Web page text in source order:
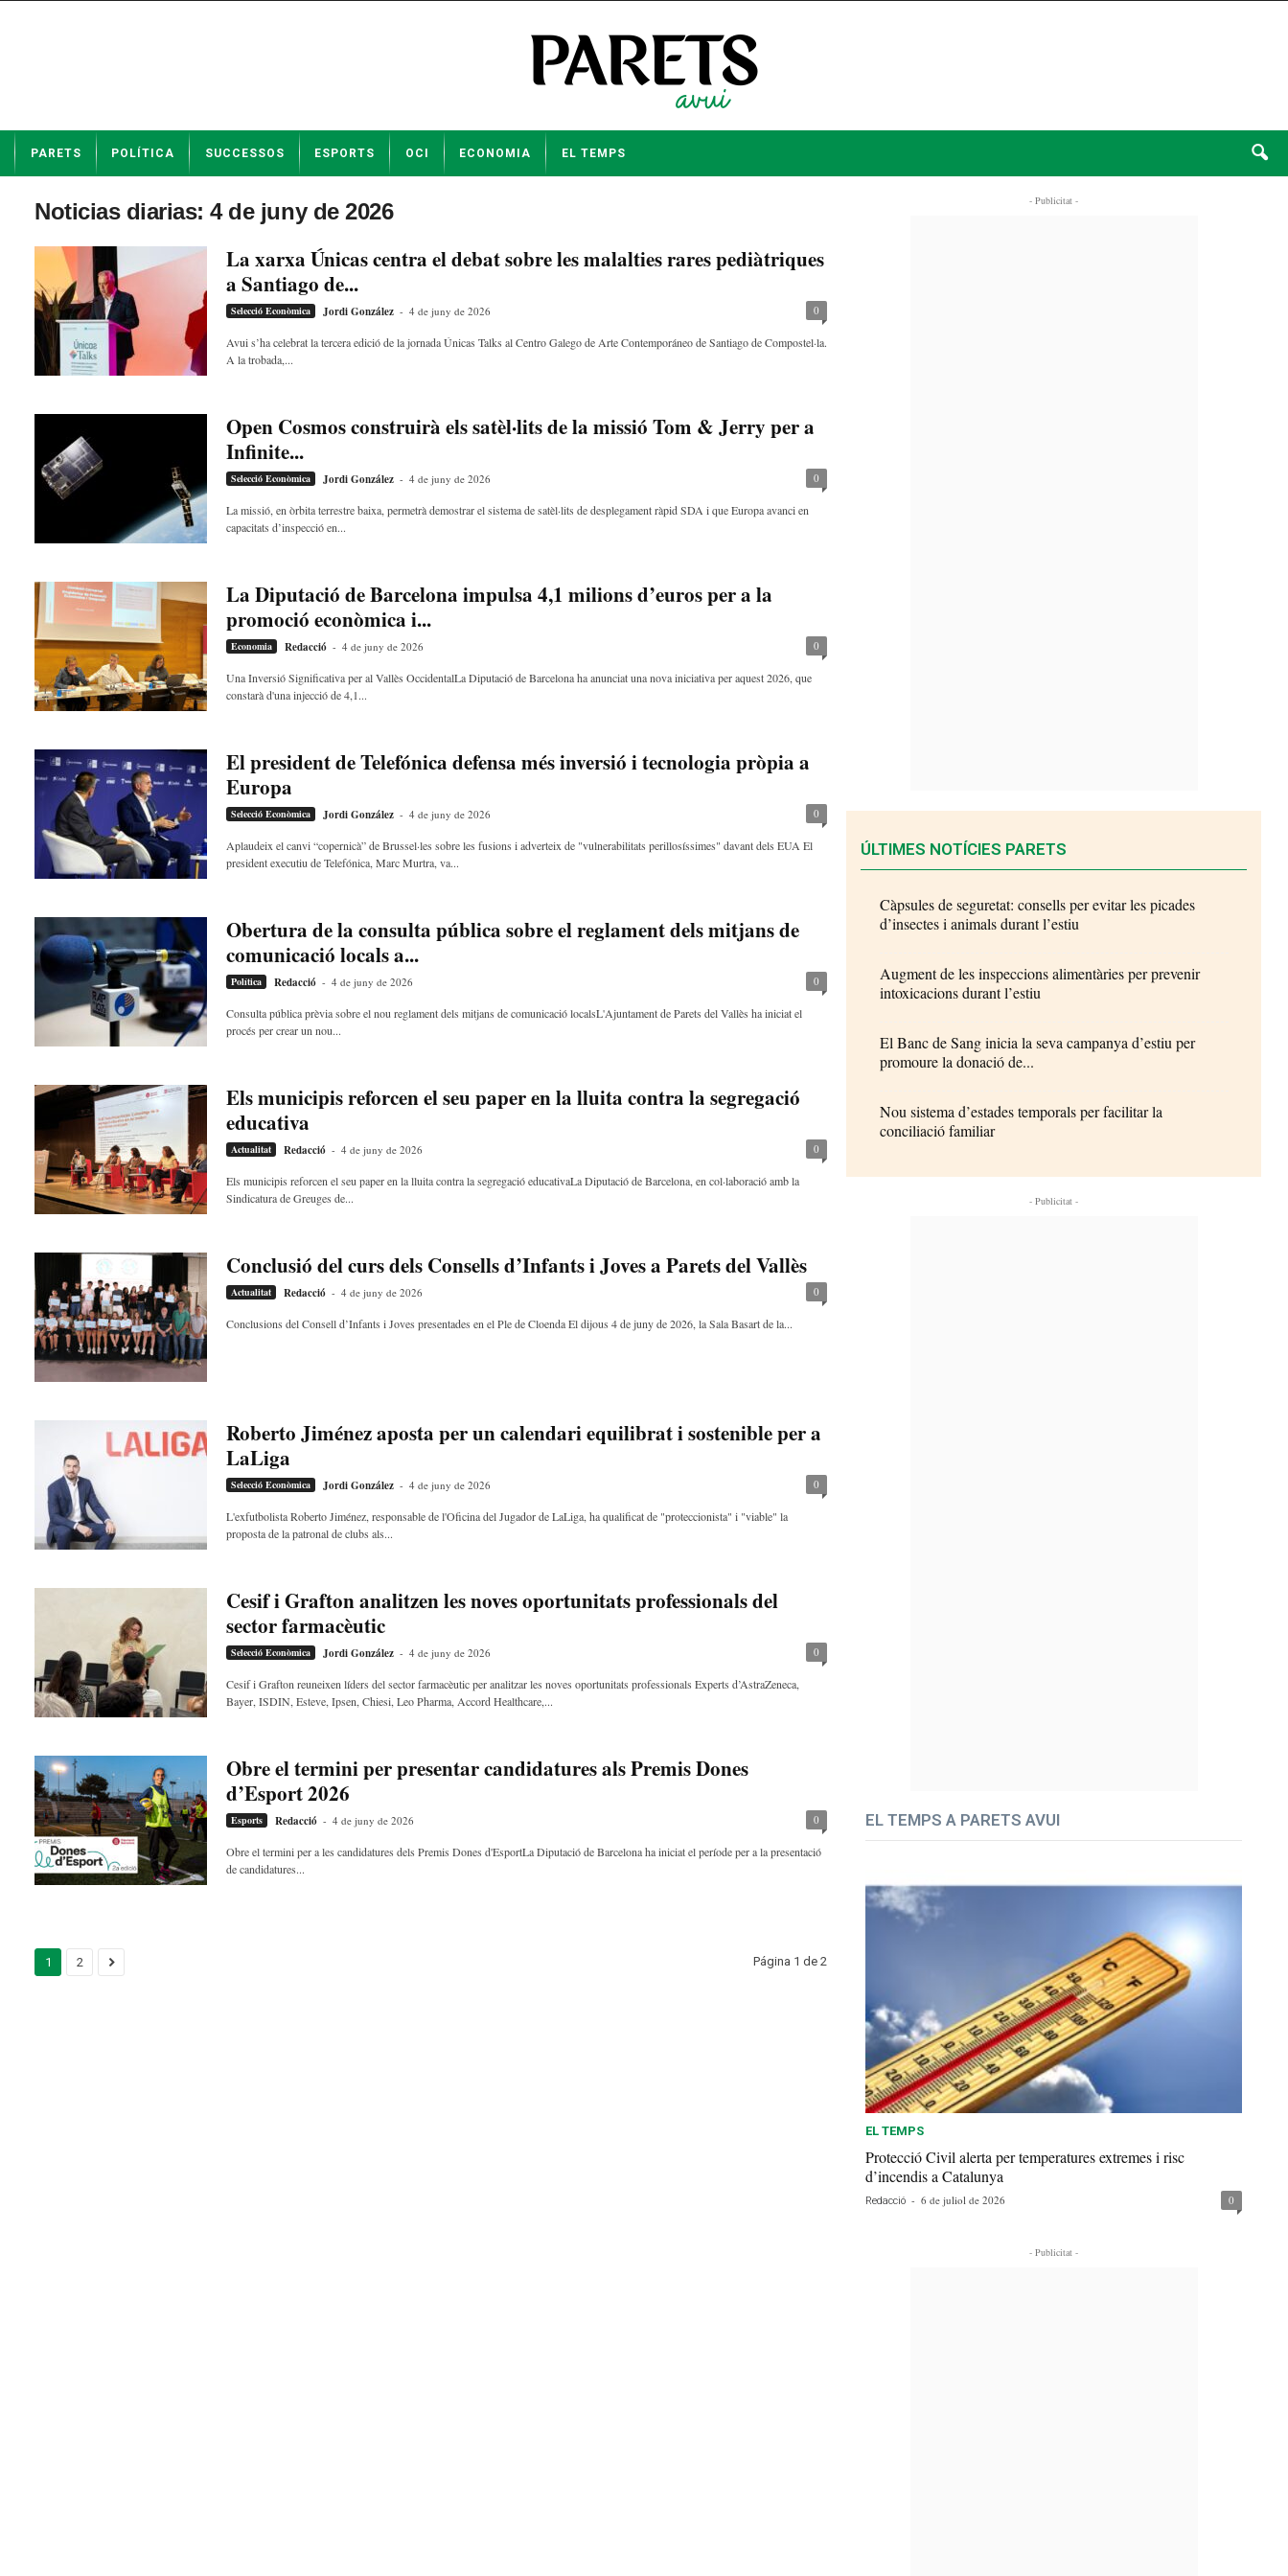
t
PARETS POLÍTICA SUCCESSOS ESPORTS OCI ECONOMIA EL TEMPS
Noticias diarias: 4 de juny de 2026
La xarxa Únicas centra el debat sobre les malalties rares pediàtriques
a Santiago de...
Selecció Econòmica Jordi González - 4 de juny de 2026 0
Avui s’ha celebrat la tercera edició de la jornada Únicas Talks al Centro Galego de Arte Contemporáneo de Santiago de Compostel·la.
A la trobada,...
Open Cosmos construirà els satèl·lits de la missió Tom & Jerry per a
Infinite...
Selecció Econòmica Jordi González - 4 de juny de 2026 0
La missió, en òrbita terrestre baixa, permetrà demostrar el sistema de satèl·lits de desplegament ràpid SDA i que Europa avanci en
capacitats d’inspecció en...
La Diputació de Barcelona impulsa 4,1 milions d’euros per a la
promoció econòmica i...
Economia Redacció - 4 de juny de 2026 0
Una Inversió Significativa per al Vallès OccidentalLa Diputació de Barcelona ha anunciat una nova iniciativa per aquest 2026, que
constarà d'una injecció de 4,1...
El president de Telefónica defensa més inversió i tecnologia pròpia a
Europa
Selecció Econòmica Jordi González - 4 de juny de 2026 0
Aplaudeix el canvi “copernicà” de Brussel·les sobre les fusions i adverteix de "vulnerabilitats perillosíssimes" davant dels EUA El
president executiu de Telefónica, Marc Murtra, va...
Obertura de la consulta pública sobre el reglament dels mitjans de
comunicació locals a...
Política Redacció - 4 de juny de 2026 0
Consulta pública prèvia sobre el nou reglament dels mitjans de comunicació localsL'Ajuntament de Parets del Vallès ha iniciat el
procés per crear un nou...
Els municipis reforcen el seu paper en la lluita contra la segregació
educativa
Actualitat Redacció - 4 de juny de 2026 0
Els municipis reforcen el seu paper en la lluita contra la segregació educativaLa Diputació de Barcelona, en col·laboració amb la
Sindicatura de Greuges de...
Conclusió del curs dels Consells d’Infants i Joves a Parets del Vallès
Actualitat Redacció - 4 de juny de 2026 0
Conclusions del Consell d’Infants i Joves presentades en el Ple de Cloenda El dijous 4 de juny de 2026, la Sala Basart de la...
Roberto Jiménez aposta per un calendari equilibrat i sostenible per a
LaLiga
Selecció Econòmica Jordi González - 4 de juny de 2026 0
L'exfutbolista Roberto Jiménez, responsable de l'Oficina del Jugador de LaLiga, ha qualificat de "proteccionista" i "viable" la
proposta de la patronal de clubs als...
Cesif i Grafton analitzen les noves oportunitats professionals del
sector farmacèutic
Selecció Econòmica Jordi González - 4 de juny de 2026 0
Cesif i Grafton reuneixen líders del sector farmacèutic per analitzar les noves oportunitats professionals Experts d’AstraZeneca,
Bayer, ISDIN, Esteve, Ipsen, Chiesi, Leo Pharma, Accord Healthcare,...
Obre el termini per presentar candidatures als Premis Dones
d’Esport 2026
Esports Redacció - 4 de juny de 2026 0
Obre el termini per a les candidatures dels Premis Dones d'EsportLa Diputació de Barcelona ha iniciat el període per a la presentació
de candidatures...
1 2 Página 1 de 2
- Publicitat -
ÚLTIMES NOTÍCIES PARETS
Càpsules de seguretat: consells per evitar les picades
d’insectes i animals durant l’estiu
Augment de les inspeccions alimentàries per prevenir
intoxicacions durant l’estiu
El Banc de Sang inicia la seva campanya d’estiu per
promoure la donació de...
Nou sistema d’estades temporals per facilitar la
conciliació familiar
- Publicitat -
EL TEMPS A PARETS AVUI
EL TEMPS
Protecció Civil alerta per temperatures extremes i risc
d’incendis a Catalunya
Redacció - 6 de juliol de 2026 0
- Publicitat -